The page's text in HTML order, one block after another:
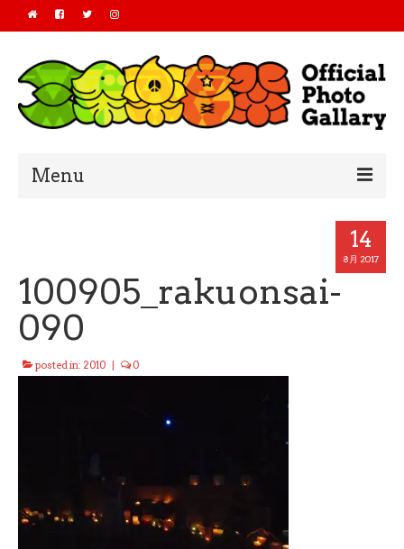
Menu
2018
2017
2016
14
8月 2017
100905_rakuonsai-
090
posted in: 2010 0